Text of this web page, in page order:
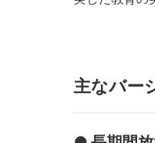
主なバー